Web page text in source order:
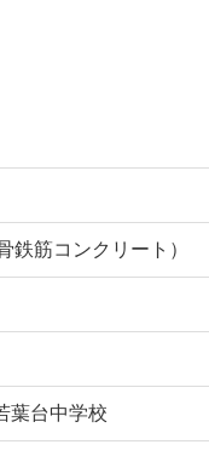
鉄筋コンクリート）
葉台中学校